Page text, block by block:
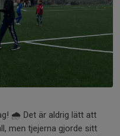
🌧 Det är aldrig lätt att
men tjejerna gjorde sitt